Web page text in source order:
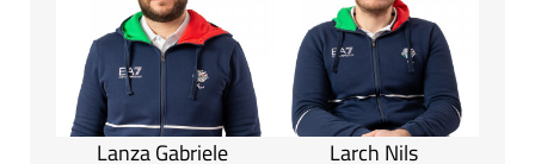
Lanza Gabriele Larch Nils